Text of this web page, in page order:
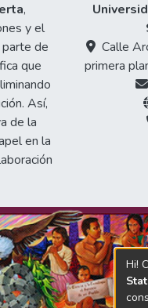
,
y el
parte de
que
Así,
de la
en la
Calle
primera
Hi!